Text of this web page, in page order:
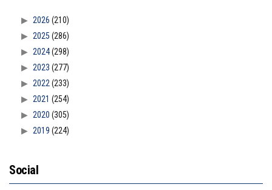
2026 (210)
2025 (286)
2024(298)
2023 (277)
2022 (233)
2021 (254)
2020 (305)
2019 (224)
Social